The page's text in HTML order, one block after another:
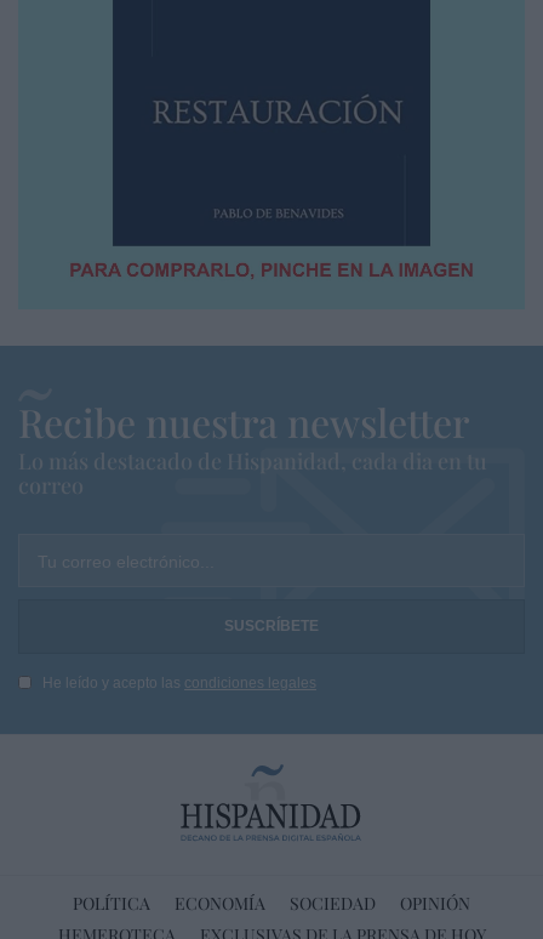
Recibe nuestra newsletter
Lo más destacado de Hispanidad, cada dia en tu
correo
Tu correo electrónico...
He leído y acepto las condiciones legales
POLÍTICA ECONOMÍA SOCIEDAD
OPINIÓN
HEMEROTECA
EXCLUSIVAS DE LA PRENSA DE HOY